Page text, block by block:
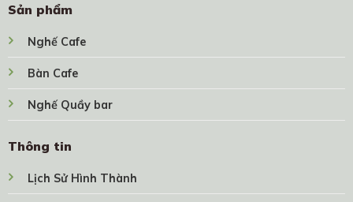
Sản phẩm
Nghế Cafe
Bàn Cafe
Nghế Quầy bar
Thông tin
Lịch Sử Hình Thành